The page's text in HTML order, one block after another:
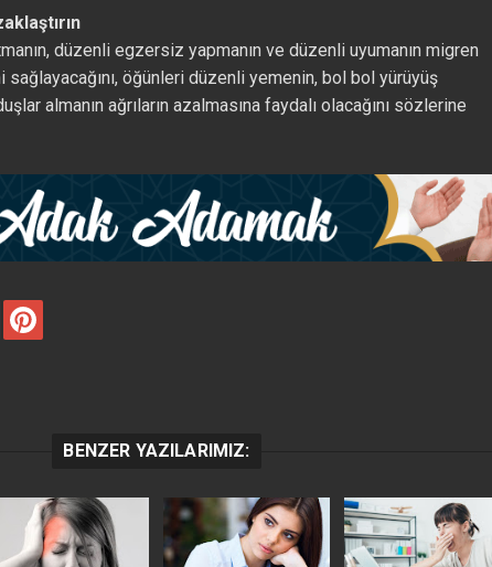
düzenli egzersiz yapmanın ve düzenli uyumanın migren
öğünleri düzenli yemenin, bol bol yürüyüş
almanın ağrıların azalmasına faydalı olacağını sözlerine
BENZER YAZILARIMIZ: